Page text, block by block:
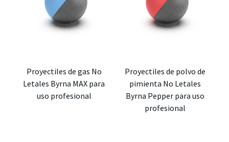
Proyectiles de gas No
Letales Byrna MAX para
uso profesional
Proyectiles de polvo de
pimienta No Letales
Byrna Pepper para uso
profesional